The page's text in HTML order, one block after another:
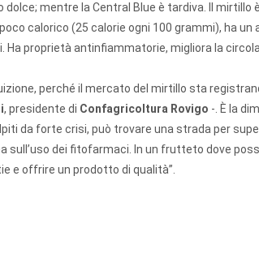
mentre la Central Blue è tardiva. Il mirtillo
calorico (25 calorie ogni 100 grammi), ha un
Ha proprietà antinfiammatorie, migliora la
perché il mercato del mirtillo sta
, presidente di Confagricoltura Rovigo -. È la
da forte crisi, può trovare una strada per
sull’uso dei fitofarmaci. In un frutteto dove
e offrire un prodotto di qualità”.